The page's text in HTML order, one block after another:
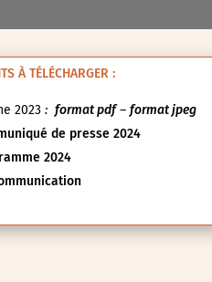
Essonne (91)
Hauts-de-Seine (92)
Paris (75)